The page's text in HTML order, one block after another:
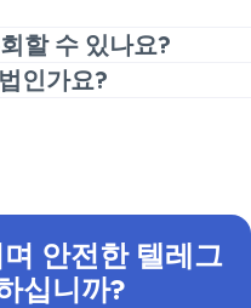
인적이고 안정적인 상
검열되는 지역에서 특
하더라도 인터넷에서
용이 꽤 합리적입니다.
공업체를 찾으세요. 그
을 운영 체제에 설치합
을 열어보세요. 이는 개
할 수 있나요?
, 브라우저 도구 또는
접근을 도와주며, 전체
신뢰할 수 있는 텔레그
인가요?
안전한 텔레그
십니까?